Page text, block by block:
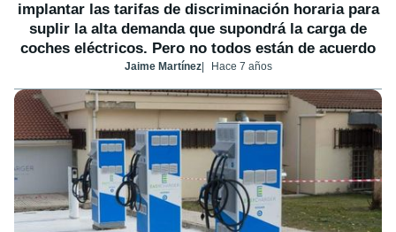
implantar las tarifas de discriminación horaria para
suplir la alta demanda que supondrá la carga de
coches eléctricos. Pero no todos están de acuerdo
Jaime Martínez Hace 7 años